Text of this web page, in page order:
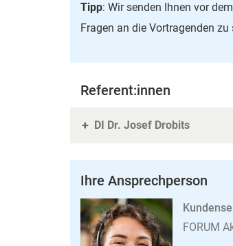
Tipp: Wir senden Ihnen vor
Fragen an die Vortragenden
Referent:innen
DI Dr. Josef Drobits
Ihre Ansprechperson
FORUM